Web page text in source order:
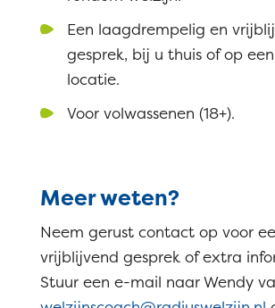
Een laagdrempelig en
gesprek, bij u thuis of op
locatie.
Voor volwassenen (18+).
Meer weten?
Neem gerust contact op voor
vrijblijvend gesprek of extra
Stuur een e-mail naar Wendy